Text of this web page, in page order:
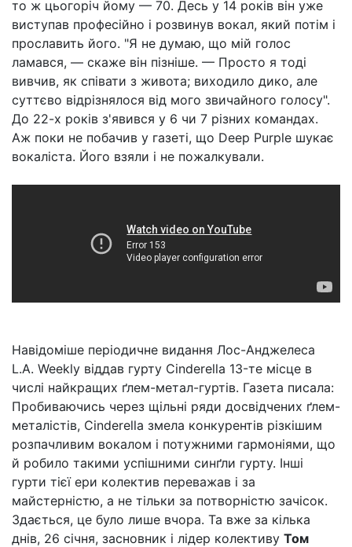
то ж цьогоріч йому — 70. Десь у 14 років він уже
виступав професійно і розвинув вокал, який потім і
прославить його. "Я не думаю, що мій голос
ламався, — скаже він пізніше. — Просто я тоді
вивчив, як співати з живота; виходило дико, але
суттєво відрізнялося від мого звичайного голосу".
До 22-х років з'явився у 6 чи 7 різних командах.
Аж поки не побачив у газеті, що Deep Purple шукає
вокаліста. Його взяли і не пожалкували.
Навідоміше періодичне видання Лос-Анджелеса
L.A. Weekly віддав гурту Cinderella 13-те місце в
числі найкращих ґлем-метал-гуртів. Газета писала:
Пробиваючись через щільні ряди досвідчених ґлем-
металістів, Cinderella змела конкурентів різкішим
розпачливим вокалом і потужними гармоніями, що
й робило такими успішними синґли гурту. Інші
гурти тієї ери колектив переважав і за
майстерністю, а не тільки за потворністю зачісок.
Здається, це було лише вчора. Та вже за кілька
днів, 26 січня, засновник і лідер колективу Том